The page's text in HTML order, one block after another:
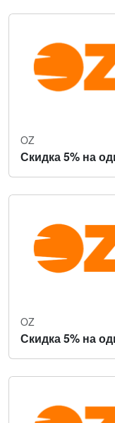
OZ
Скидка 5% на
OZ
Скидка 5% на